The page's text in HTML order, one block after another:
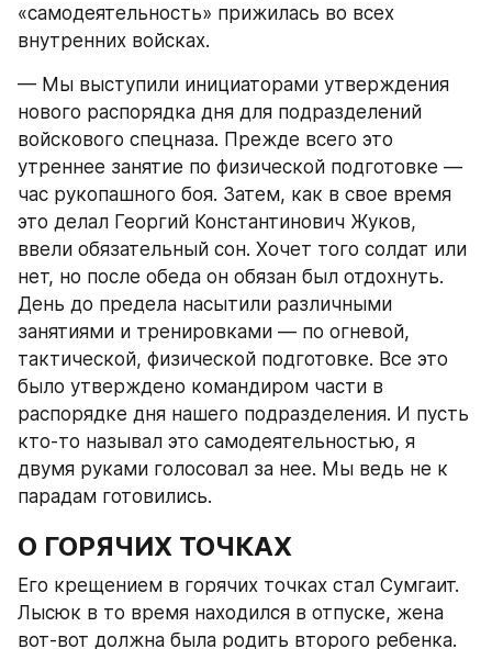
«самодеятельность» прижилась во всех
внутренних войсках.
— Мы выступили инициаторами утверждения
нового распорядка дня для подразделений
войскового спецназа. Прежде всего это
утреннее занятие по физической подготовке —
час рукопашного боя. Затем, как в свое время
это делал Георгий Константинович Жуков,
ввели обязательный сон. Хочет того солдат или
нет, но после обеда он обязан был отдохнуть.
День до предела насытили различными
занятиями и тренировками — по огневой,
тактической, физической подготовке. Все это
было утверждено командиром части в
распорядке дня нашего подразделения. И пусть
кто-то называл это самодеятельностью, я
двумя руками голосовал за нее. Мы ведь не к
парадам готовились.
О ГОРЯЧИХ ТОЧКАХ
Его крещением в горячих точках стал Сумгаит.
Лысюк в то время находился в отпуске, жена
вот-вот должна была родить второго ребенка.